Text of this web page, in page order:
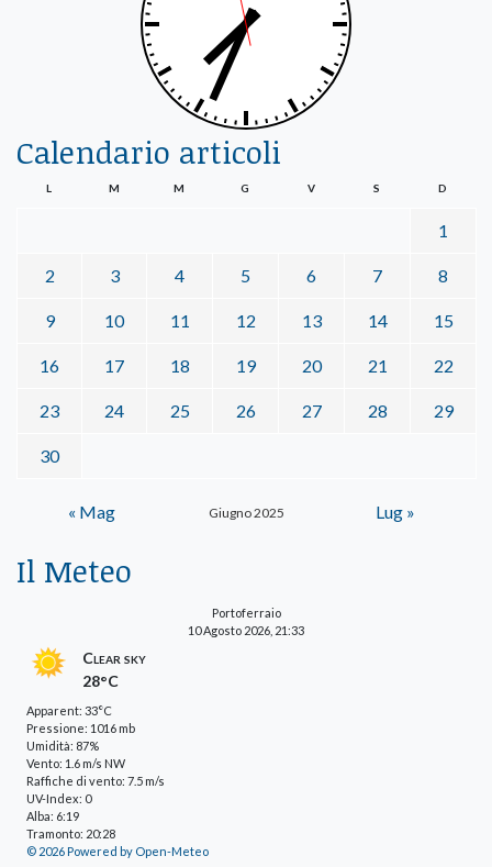
Calendario articoli
Giugno 2025
L M M G V S D
1
2 3 4 5 6 7 8
9 10 11 12 13 14 15
16 17 18 19 20 21 22
23 24 25 26 27 28 29
30
« Mag Lug »
Il Meteo
Portoferraio
10 Agosto 2026, 21:33
Clear sky
28°C
Apparent: 33°C
Pressione: 1016 mb
Umidità: 87%
Vento: 1.6 m/s NW
Raffiche di vento: 7.5 m/s
UV-Index: 0
Alba: 6:19
Tramonto: 20:28
© 2026 Powered by Open-Meteo